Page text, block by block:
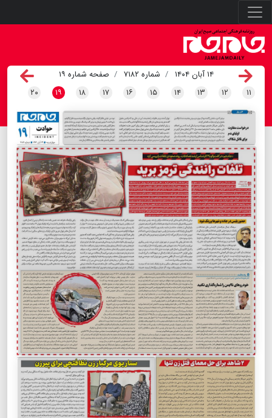
۱۴ آبان ۱۴۰۴ شماره ۷۱۸۲
صفحه شماره ۱۹
۱۱ ۱۲ ۱۳ ۱۴ ۱۵ ۱۶ ۱۷ ۱۸ ۱۹ ۲۰